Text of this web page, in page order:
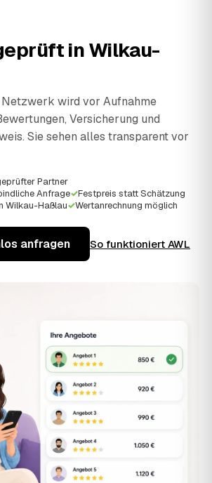
inWilkau-
wird vor Aufnahme
Versicherung und
Sie sehen alles transparent vor
Partner
Anfrage✓Festpreis statt Schätzung
Wilkau-Haßlau✓Wertanrechnung möglich
anfragen So funktioniert AWL